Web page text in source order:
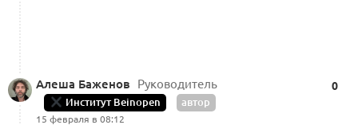
Алеша Баженов Руководитель
Институт Beinopen автор
15 февраля в 08:12
0